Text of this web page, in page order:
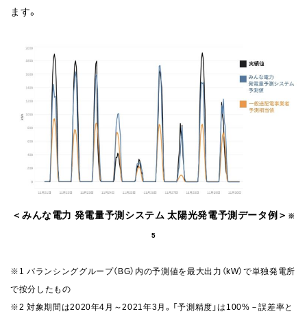
ます。
＜みんな電力 発電量予測システム 太陽光発電予測データ例＞ ※
5
※1 バランシンググループ（BG）内の予測値を最大出力（kW）で単独発電所
で按分したもの
※2 対象期間は2020年4月～2021年3月。「予測精度」は100%－誤差率と